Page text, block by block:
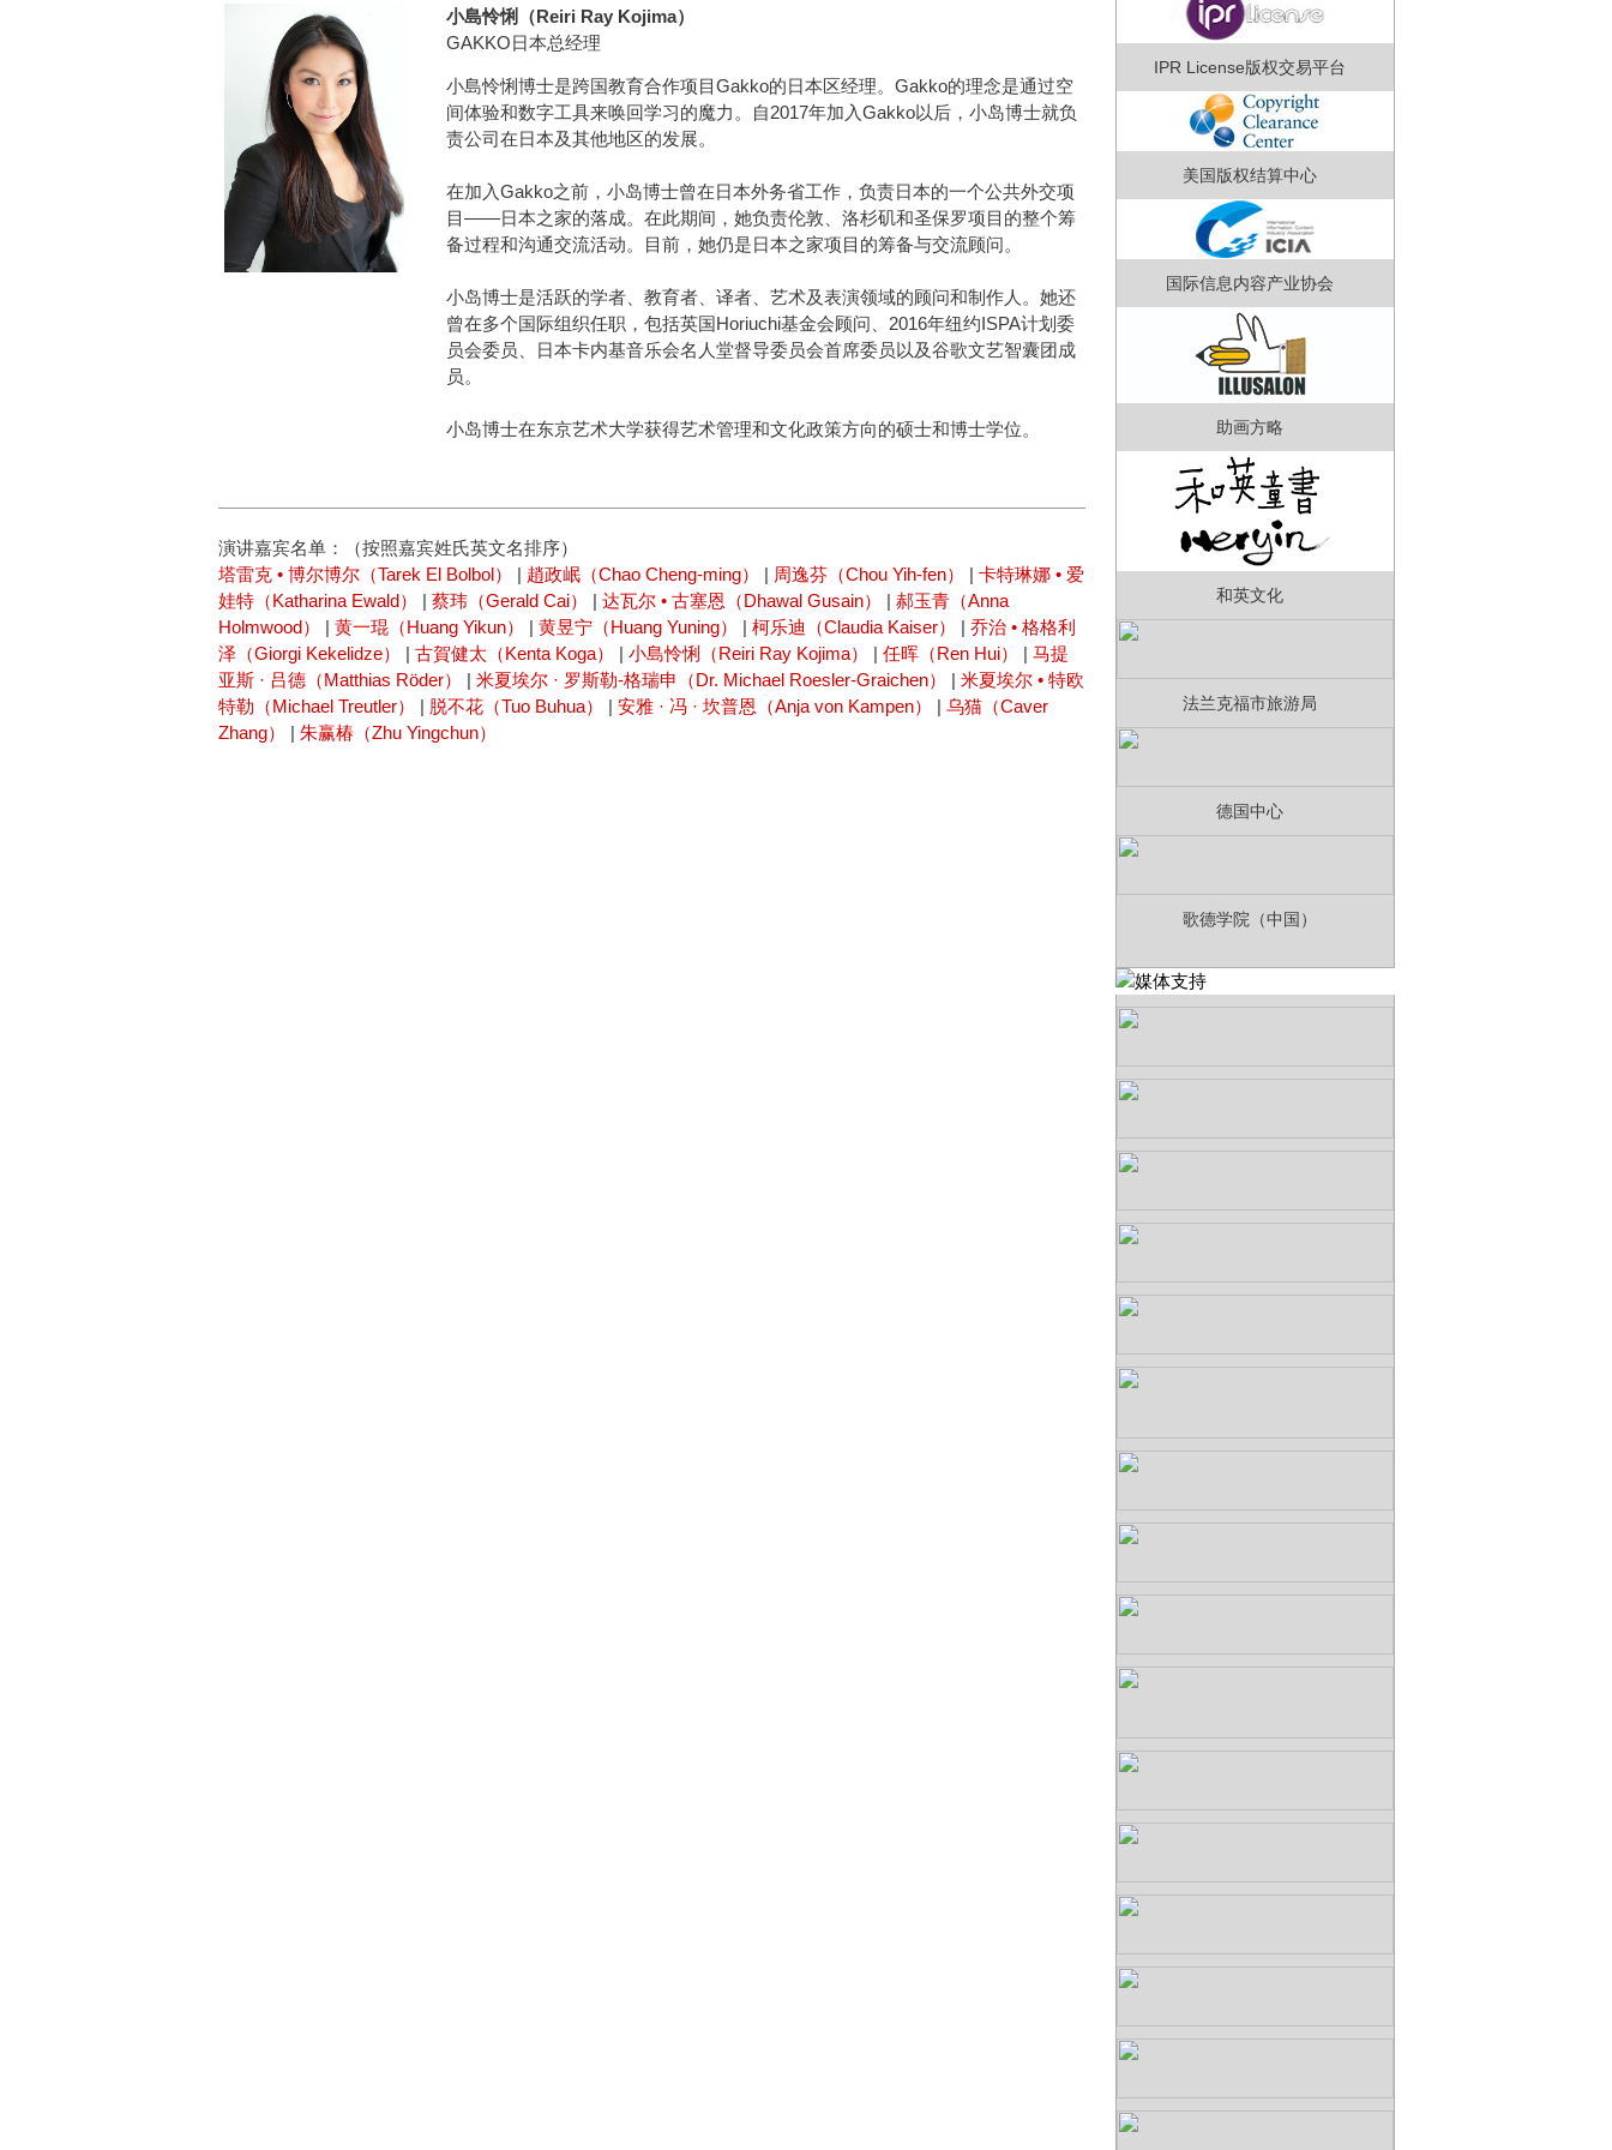
小島怜悧（Reiri Ray Kojima）
GAKKO日本总经理
小島怜悧博士是跨国教育合作项目Gakko的日本区经理。Gakko的理念是通过空
间体验和数字工具来唤回学习的魔力。自2017年加入Gakko以后，小岛博士就负
责公司在日本及其他地区的发展。
在加入Gakko之前，小岛博士曾在日本外务省工作，负责日本的一个公共外交项
目——日本之家的落成。在此期间，她负责伦敦、洛杉矶和圣保罗项目的整个筹
备过程和沟通交流活动。目前，她仍是日本之家项目的筹备与交流顾问。
小岛博士是活跃的学者、教育者、译者、艺术及表演领域的顾问和制作人。她还
曾在多个国际组织任职，包括英国Horiuchi基金会顾问、2016年纽约ISPA计划委
员会委员、日本卡内基音乐会名人堂督导委员会首席委员以及谷歌文艺智囊团成
员。
小岛博士在东京艺术大学获得艺术管理和文化政策方向的硕士和博士学位。
演讲嘉宾名单：（按照嘉宾姓氏英文名排序）
塔雷克 • 博尔博尔（Tarek El Bolbol）
| 趙政岷（Chao Cheng-ming） | 周逸芬（Chou Yih-fen） | 卡特琳娜 • 爱
娃特（Katharina Ewald）
| 蔡玮（Gerald Cai） | 达瓦尔 • 古塞恩（Dhawal Gusain） | 郝玉青（Anna
Holmwood）
| 黄一琨（Huang Yikun） | 黄昱宁（Huang Yuning） | 柯乐迪（Claudia Kaiser） | 乔治 • 格格利
泽（Giorgi Kekelidze）
| 古賀健太（Kenta Koga） | 小島怜悧（Reiri Ray Kojima） | 任晖（Ren Hui） | 马提
亚斯 · 吕德（Matthias Röder）
| 米夏埃尔 · 罗斯勒-格瑞申（Dr. Michael Roesler-Graichen） | 米夏埃尔 • 特欧
特勒（Michael Treutler）
| 脱不花（Tuo Buhua） | 安雅 · 冯 · 坎普恩（Anja von Kampen） | 乌猫（Caver
Zhang）
| 朱赢椿（Zhu Yingchun）
IPR License版权交易平台
美国版权结算中心
国际信息内容产业协会
助画方略
和英文化
法兰克福市旅游局
德国中心
歌德学院（中国）